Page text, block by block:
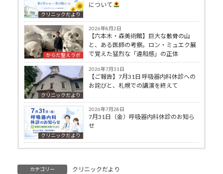
クリニックだより
について
からだ整えラボ
2026年8月2日
【六本木・森美術館】巨大な骸骨の山
と、ある医師の考察。ロン・ミュエク展
で覚えた猛烈な「違和感」の正体
クリニックだより
2026年7月31日
【ご報告】7月31日 呼吸器内科休診への
お詫びと、札幌での講演を終えて
クリニックだより
2026年7月28日
7月31日（金）呼吸器内科休診のお知ら
せ
カテゴリー クリニックだより